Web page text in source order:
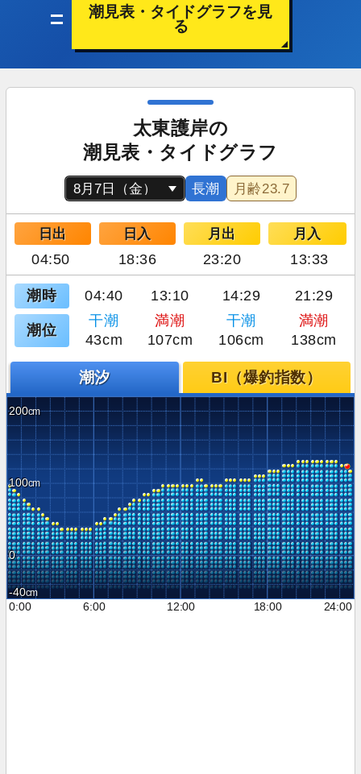
潮見表・タイドグラフを見
る
太東護岸の
潮見表・タイドグラフ
長潮 月齢23.7
日出 日入 月出 月入
04:50 18:36 23:20 13:33
潮時 04:40 13:10 14:29 21:29
潮位
干潮 満潮 干潮
満潮
43cm
107cm 106cm 138cm
潮汐 BI（爆釣指数）
200
100
0
-40
0:00
6:00 12:00 18:00 24:00